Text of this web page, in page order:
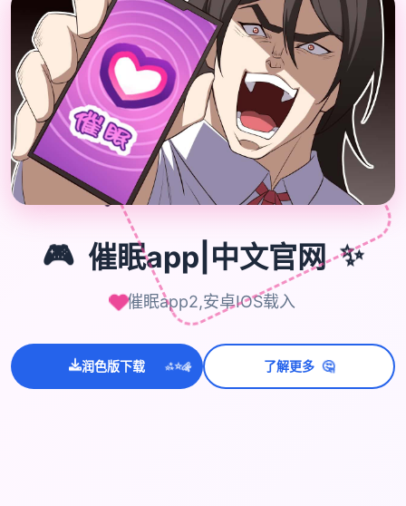
🎮
🎮 催眠app|中文官网 ✨
催眠app2,安卓IOS载入
润色版下载 ✨⭐💫 了解更多 🤔